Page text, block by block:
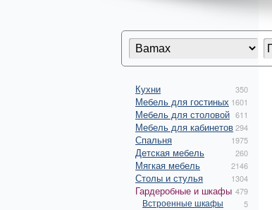
Кухни 350
Мебель для гостиных 1601
Мебель для столовой 611
Мебель для кабинетов294
Спальня 1975
Детская мебель 260
Мягкая мебель 2146
Столы и стулья 1304
Гардеробные и шкафы 479
Встроенные шкафы 5